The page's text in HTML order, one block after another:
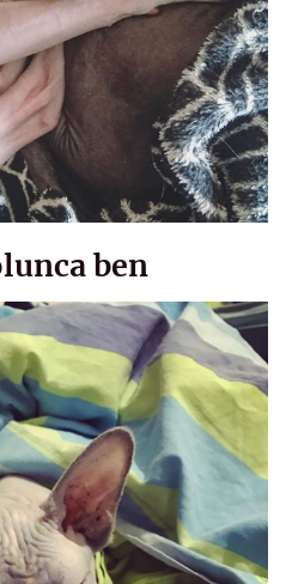
ben